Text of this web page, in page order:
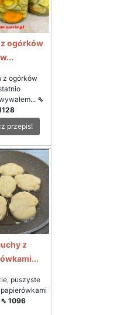
z ogórków
w...
z ogórków
⇖
przepis!
z
puszyste
⇖ 1096